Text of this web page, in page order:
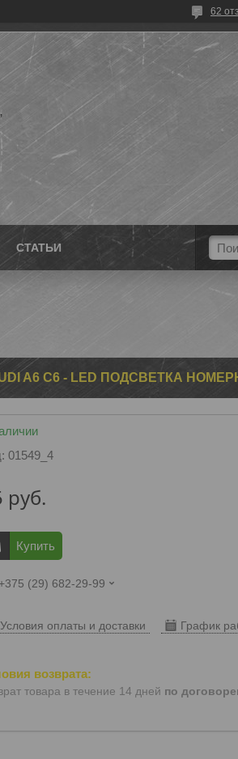
62
СТАТЬИ
A6 C6 - LED ПОДСВЕТКА
01549_4
руб.
Купить
+375 (29) 682-29-99
Условия оплаты и доставки График
товара в течение 14 дней по